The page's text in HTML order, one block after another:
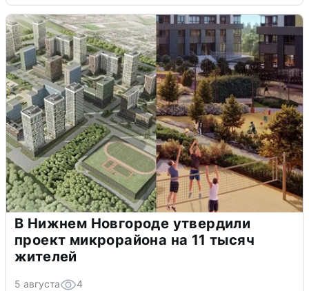
В Нижнем Новгороде утвердили
проект микрорайона на 11 тысяч
жителей
5 августа 4